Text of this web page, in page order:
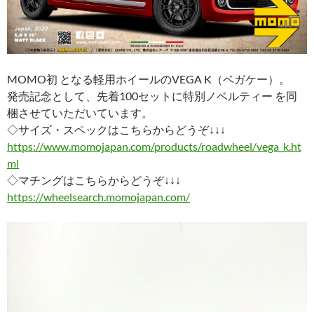
MOMO初 となる軽用ホイールのVEGA K（ベガケー）。
発売記念として、先着100セットに特別ノベルティー を同
梱させていただいています。
◇サイズ・スペックはこちらからどうぞ↓↓↓
https://www.momojapan.com/products/roadwheel/vega_k.ht
ml
◇マチングはこちらからどうぞ↓↓↓
https://wheelsearch.momojapan.com/